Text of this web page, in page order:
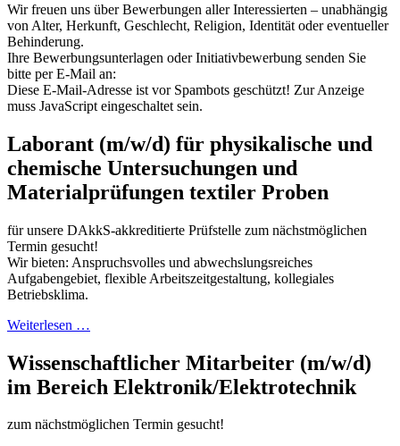
Wir freuen uns über Bewerbungen aller Interessierten – unabhängig
von Alter, Herkunft, Geschlecht, Religion, Identität oder eventueller
Behinderung.
Ihre Bewerbungsunterlagen oder Initiativbewerbung senden Sie
bitte per E-Mail an:
Diese E-Mail-Adresse ist vor Spambots geschützt! Zur Anzeige
muss JavaScript eingeschaltet sein.
Laborant (m/w/d) für physikalische und
chemische Untersuchungen und
Materialprüfungen textiler Proben
für unsere DAkkS-akkreditierte Prüfstelle zum nächstmöglichen
Termin gesucht!
Wir bieten: Anspruchsvolles und abwechslungsreiches
Aufgabengebiet, flexible Arbeitszeitgestaltung, kollegiales
Betriebsklima.
Weiterlesen …
Wissenschaftlicher Mitarbeiter (m/w/d)
im Bereich Elektronik/Elektrotechnik
zum nächstmöglichen Termin gesucht!